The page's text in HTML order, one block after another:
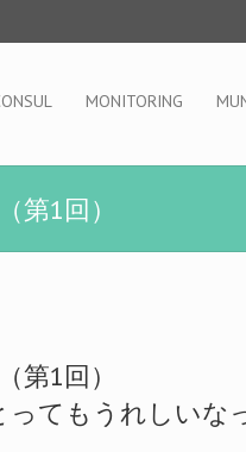
MONITORING
1回）
1回）